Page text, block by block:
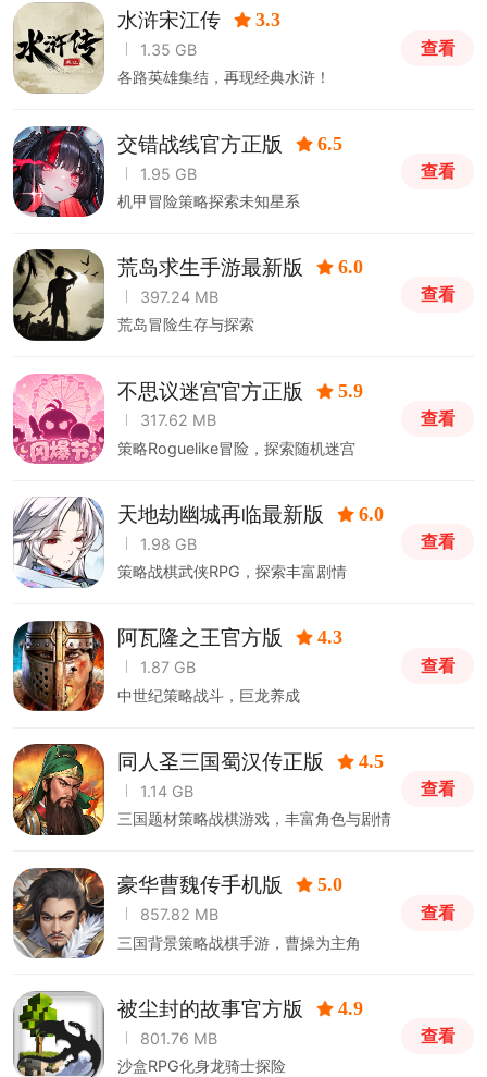
水浒宋江传 3.3
1.35 GB
各路英雄集结，再现经典水浒！
查看
交错战线官方正版 6.5
1.95 GB
机甲冒险策略探索未知星系
查看
荒岛求生手游最新版 6.0
397.24 MB
荒岛冒险生存与探索
查看
不思议迷宫官方正版 5.9
317.62 MB
策略Roguelike冒险，探索随机迷宫
查看
天地劫幽城再临最新版 6.0
1.98 GB
策略战棋武侠RPG，探索丰富剧情
查看
阿瓦隆之王官方版 4.3
1.87 GB
中世纪策略战斗，巨龙养成
查看
同人圣三国蜀汉传正版 4.5
1.14 GB
三国题材策略战棋游戏，丰富角色与剧情
查看
豪华曹魏传手机版 5.0
857.82 MB
三国背景策略战棋手游，曹操为主角
查看
被尘封的故事官方版 4.9
801.76 MB
沙盒RPG化身龙骑士探险
查看